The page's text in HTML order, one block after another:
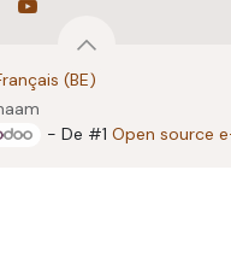
(BE)
- De #1Open source